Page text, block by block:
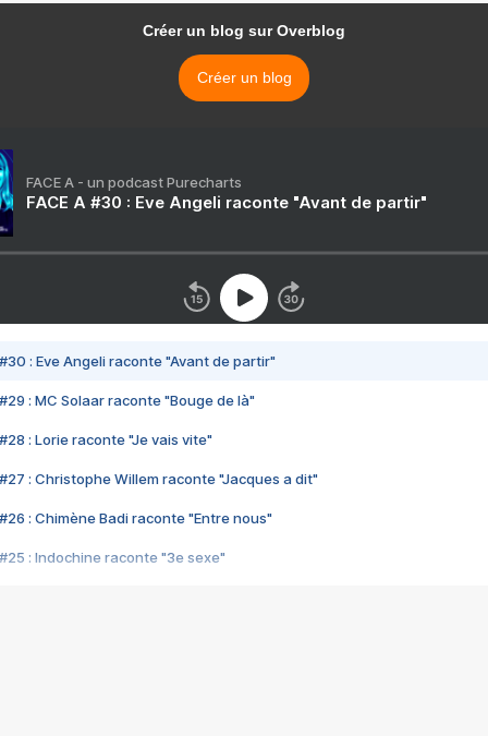
Créer un blog sur Overblog
Créer un blog
FACE A - un podcast Purecharts
FACE A #30 : Eve Angeli raconte "Avant de partir"
#30 : Eve Angeli raconte "Avant de partir"
#29 : MC Solaar raconte "Bouge de là"
#28 : Lorie raconte "Je vais vite"
#27 : Christophe Willem raconte "Jacques a dit"
#26 : Chimène Badi raconte "Entre nous"
#25 : Indochine raconte "3e sexe"